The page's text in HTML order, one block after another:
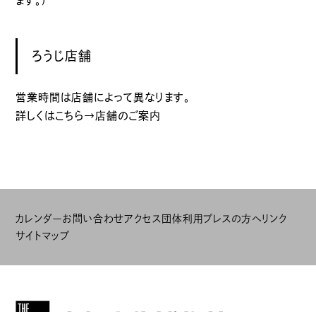
ろうじ店舗
営業時間は店舗によって異なります。
詳しくはこちら→ 店舗のご案内
カレンダーお問い合わせアクセス 団体利用 プレスの方へリンク
サイトマップ